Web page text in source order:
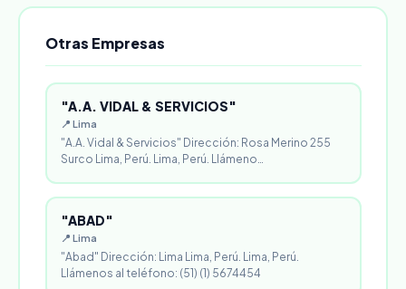
Otras Empresas
"A.A. VIDAL & SERVICIOS"
📍 Lima
"A.A. Vidal & Servicios" Dirección: Rosa Merino 255
Surco Lima, Perú. Lima, Perú. Llámeno…
"ABAD"
📍 Lima
"Abad" Dirección: Lima Lima, Perú. Lima, Perú.
Llámenos al teléfono: (51) (1) 5674454